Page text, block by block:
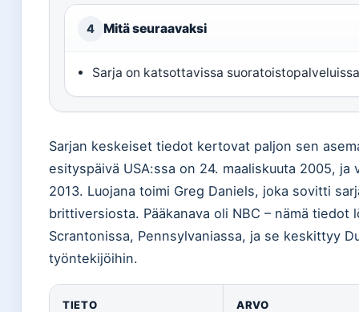
4 Mitä seuraavaksi
Sarja on katsottavissa
Sarjan keskeiset tiedot kertovat paljon sen
esityspäivä USA:ssa on 24. maaliskuuta 2005,
2013. Luojana toimi Greg Daniels, joka sovitti
brittiversiosta. Pääkanava oli NBC – nämä tiedot
Scrantonissa, Pennsylvaniassa, ja se keskittyy
työntekijöihin.
TIETO ARVO